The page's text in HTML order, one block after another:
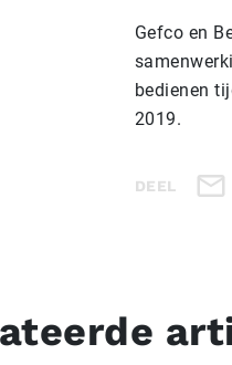
Gefco en
bedienen
2019.
DEEL